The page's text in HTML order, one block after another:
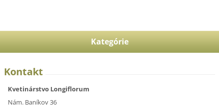
Kategórie
Kontakt
Kvetinárstvo Longiflorum
Nám. Baníkov 36